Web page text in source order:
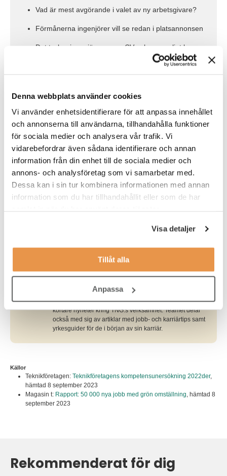
Denna webbplats använder cookies
Vi använder enhetsidentifierare för att anpassa innehållet
och annonserna till användarna, tillhandahålla funktioner
för sociala medier och analysera vår trafik. Vi
vidarebefordrar även sådana identifierare och annan
information från din enhet till de sociala medier och
annons- och analysföretag som vi samarbetar med.
Dessa kan i sin tur kombinera informationen med annan
information som du har tillhandahållit eller som de har
Visa detaljer
Tillåt alla
Anpassa
Vad är mest avgörande i valet av ny arbetsgivare?
Förmånerna ingenjörer vill se redan i platsannonsen
Det tycker ingenjörerna om CV och personligt brev
Så många ingenjörer har upplevt diskriminering vid
Det tycker ingenjörerna om fördomsfri rekrytering
Ladda ner rapporten här
Läs mer
TNG contentteam
TNG:s contentteam bidrar löpande med inlägg och
kortare nyheter kring TNG:s verksamhet. Teamet delar
också med sig av artiklar med jobb- och karriärtips samt
yrkesguider för de i början av sin karriär.
Källor
Teknikföretagen: Teknikföretagens kompetensunersökning 2022der,
hämtad 8 september 2023
Magasin t: Rapport: 50 000 nya jobb med grön omställning, hämtad 8
september 2023
Rekommenderat för dig